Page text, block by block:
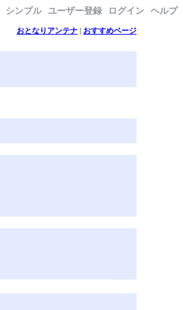
シンプル ユーザー登録 ログイン ヘルプ
おとなりアンテナ|
おすすめページ